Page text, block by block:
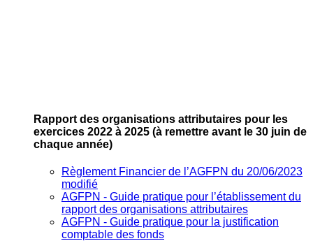
Rapport des organisations attributaires pour les
exercices 2022 à 2025 (à remettre avant le 30 juin de
chaque année)
Règlement Financier de l’AGFPN du 20/06/2023
modifié
AGFPN ‐ Guide pratique pour l’établissement du
rapport des organisations attributaires
AGFPN ‐ Guide pratique pour la justification
comptable des fonds